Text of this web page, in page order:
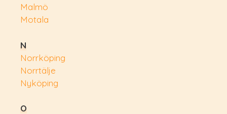
Malmö
Motala
N
Norrköping
Norrtälje
Nyköping
O